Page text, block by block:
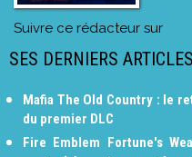
Suivre ce rédacteur sur
SES DERNIERS ARTICLES
Mafia The Old Country : le
du premier DLC
Fire Emblem Fortune's